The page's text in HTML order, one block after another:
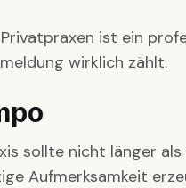
ist ein
wirklich zählt.
sollte nicht länger
Aufmerksamkeit